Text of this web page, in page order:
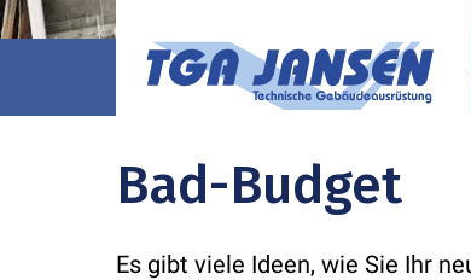
TGA Jansen GmbH & Co. KG Ratgeber
Bad-Budget
Es gibt viele Ideen, wie Sie Ihr